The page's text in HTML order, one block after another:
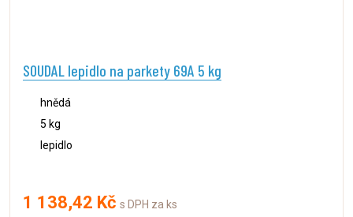
SOUDAL lepidlo na parkety 69A 5 kg
hnědá
5 kg
lepidlo
1 138,42 Kč s DPH za ks